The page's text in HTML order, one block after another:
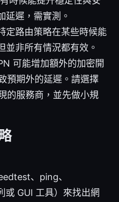
延遲，需實測。
定路由策略在某些時候能
並非所有情況都有效。
可能增加額外的加密開
預期外的延遲。請選擇
的服務商，並先做小規
、ping、
GUI 工具）來找出網